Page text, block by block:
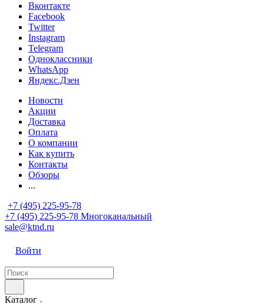
Вконтакте
Facebook
Twitter
Instagram
Telegram
Одноклассники
WhatsApp
Яндекс.Дзен
Новости
Акции
Доставка
Оплата
О компании
Как купить
Контакты
Обзоры
...
+7 (495) 225-95-78
+7 (495) 225-95-78 Многоканальный
sale@ktnd.ru
Войти
Каталог